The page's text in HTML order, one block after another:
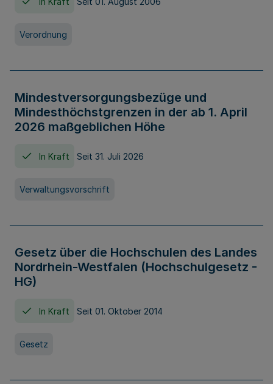
Verordnung
Mindestversorgungsbezüge und
Mindesthöchstgrenzen in der ab 1. April
2026 maßgeblichen Höhe
In Kraft Seit 31. Juli 2026
Verwaltungsvorschrift
Gesetz über die Hochschulen des Landes
Nordrhein-Westfalen (Hochschulgesetz -
HG)
In Kraft Seit 01. Oktober 2014
Gesetz